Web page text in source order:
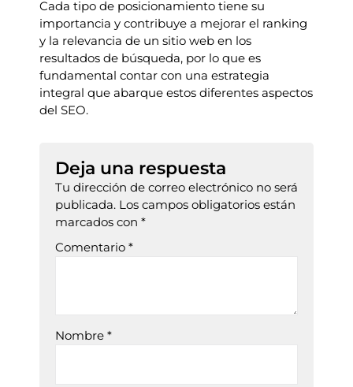
Cada tipo de posicionamiento tiene su
importancia y contribuye a mejorar el ranking
y la relevancia de un sitio web en los
resultados de búsqueda, por lo que es
fundamental contar con una estrategia
integral que abarque estos diferentes aspectos
del SEO.
Deja una respuesta
Tu dirección de correo electrónico no será
publicada. Los campos obligatorios están
marcados con *
Comentario *
Nombre *